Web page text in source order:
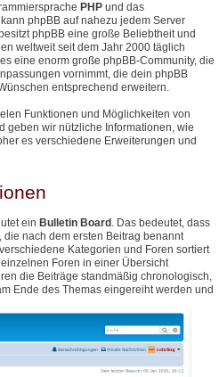
PHP und das
phpBB auf nahezu jedem Server
phpBB eine große Beliebtheit und
weltweit seit dem Jahr 2000 täglich
eine enorm große phpBB-Community, die
vornimmt, die dein phpBB
entsprechend erweitern.
Funktionen und Möglichkeiten von
geben wir nützliche Informationen, wie
es verschiedene Erweiterungen und
ein Bulletin Board . Das bedeutet, dass
nach dem ersten Beitrag benannt
Kategorien und Foren sortiert
Foren in einer Übersicht
die Beiträge standmäßig chronologisch,
Ende des Themas eingereiht werden und